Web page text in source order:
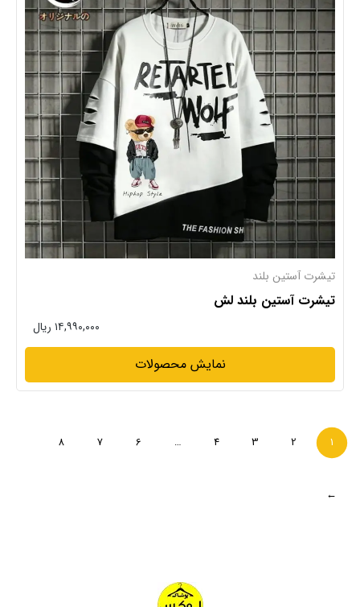
تیشرت آستین بلند
تیشرت آستین بلند لش
۱۴,۹۹۰,۰۰۰ ریال
نمایش محصولات
1
2
3
4
…
6
7
8
→